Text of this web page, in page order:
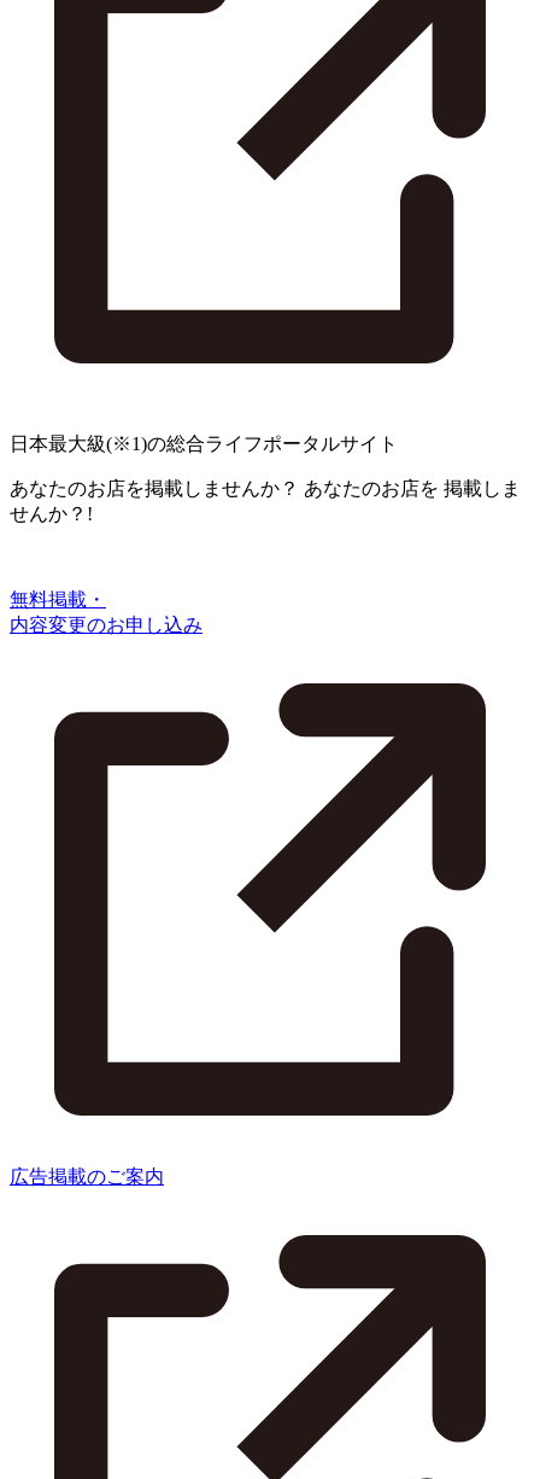
日本最大級(※1)の総合ライフポータルサイト
あなたのお店を掲載しませんか？ あなたのお店を 掲載しま
せんか？!
無料掲載・
内容変更のお申し込み
広告掲載のご案内